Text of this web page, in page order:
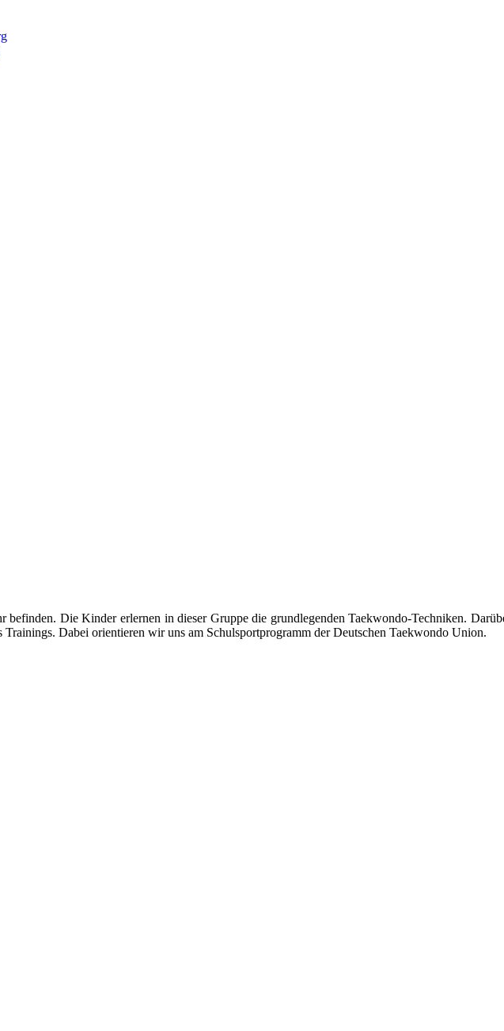
Die Kinder erlernen in dieser Gruppe die grundlegenden Taekwondo-Techniken.
Dabei orientieren wir uns am Schulsportprogramm der Deutschen Taekwondo Union.